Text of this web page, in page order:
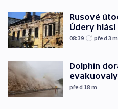
Rusové
Údery
08:39 před 3m
Dolphin
před 18 m